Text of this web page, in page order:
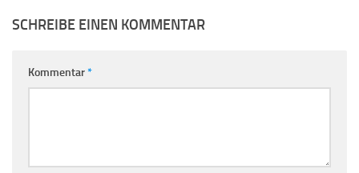
SCHREIBE EINEN KOMMENTAR
Kommentar*